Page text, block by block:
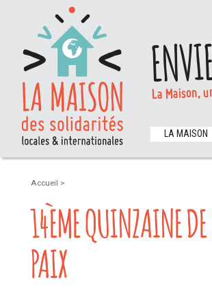
La Maison,
LA MAISON
Accueil >
14ÈME QUINZAINE
PAIX